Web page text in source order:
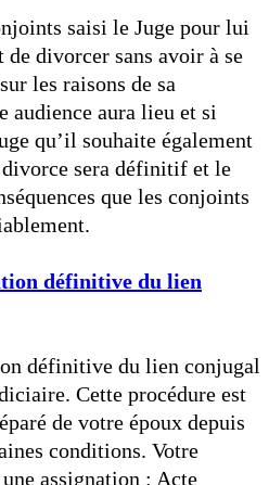
saisi le Juge pour lui
divorcer sans avoir à se
les raisons de sa
audience aura lieu et si
qu’il souhaite également
sera définitif et le
que les conjoints
définitive du lien
définitive du lien conjugal
Cette procédure est
de votre époux depuis
conditions. Votre
assignation : Acte